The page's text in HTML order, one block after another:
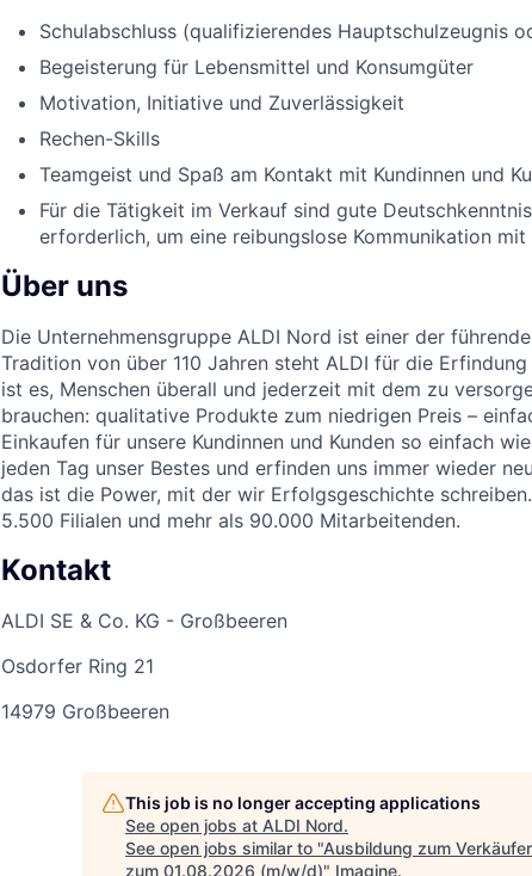
Schulabschluss (qualifizierendes Hauptschulzeugnis
Begeisterung für Lebensmittel und Konsumgüter
Motivation, Initiative und Zuverlässigkeit
Rechen-Skills
Teamgeist und Spaß am Kontakt mit Kundinnen und
Für die Tätigkeit im Verkauf sind gute
erforderlich, um eine reibungslose Kommunikation mit
Über uns
Die Unternehmensgruppe ALDI Nord ist einer der
Tradition von über 110 Jahren steht ALDI für die
ist es, Menschen überall und jederzeit mit dem zu
brauchen: qualitative Produkte zum niedrigen Preis –
Einkaufen für unsere Kundinnen und Kunden so einfach
jeden Tag unser Bestes und erfinden uns immer wieder
das ist die Power, mit der wir Erfolgsgeschichte
5.500 Filialen und mehr als 90.000 Mitarbeitenden.
Kontakt
ALDI SE & Co. KG - Großbeeren
Osdorfer Ring 21
14979 Großbeeren
This job is no longer accepting applications
See open jobs at ALDI Nord.
See open jobs similar to "Ausbildung zum
zum 01.08.2026 (m/w/d)" Imagine.